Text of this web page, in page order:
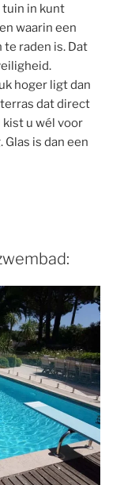
tuin in kunt
waarin een
raden is. Dat
hoger ligt dan
dat direct
kist u wél voor
is dan een